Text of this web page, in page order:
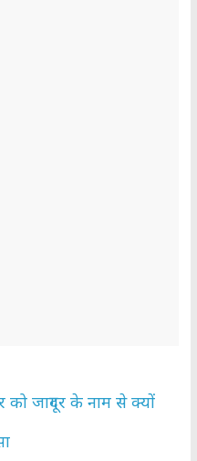
जादूगर के नाम से क्यों